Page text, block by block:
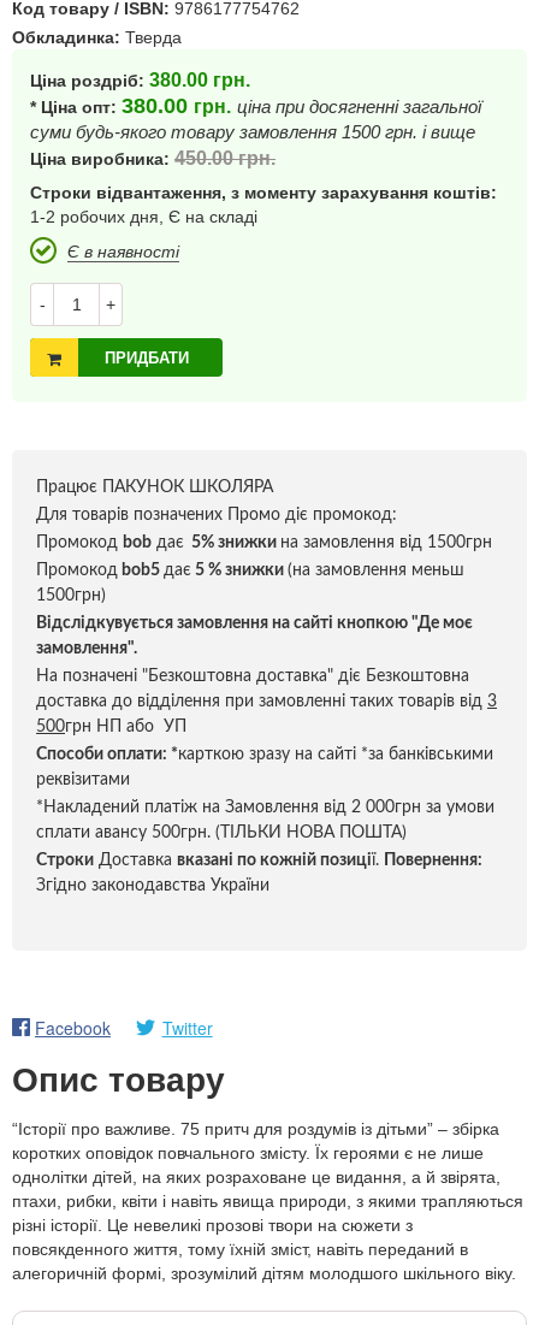
Код товару / ISBN: 9786177754762
Обкладинка: Тверда
Ціна роздріб: 380.00 грн.
* Ціна опт: 380.00 грн. ціна при досягненні загальної
суми будь-якого товару замовлення 1500 грн. і вище
Ціна виробника: 450.00грн.
Строки відвантаження, з моменту зарахування коштів:
1-2 робочих дня, Є на складі
Є в наявності
- +
ПРИДБАТИ
Працює ПАКУНОК ШКОЛЯРА
Для товарів позначених Промо діє промокод:
Промокод bob дає 5% знижки на замовлення від 1500грн
Промокод bob5 дає 5 % знижки (на замовлення меньш
1500грн)
Відслідкувується замовлення на сайті кнопкою "Де моє
замовлення".
На позначені "Безкоштовна доставка" діє Безкоштовна
доставка до відділення при замовленні таких товарів від 3
500грн НП або УП
Способи оплати: *карткою зразу на сайті *за банківськими
реквізитами
*Накладений платіж на Замовлення від 2 000грн за умови
сплати авансу 500грн. (ТІЛЬКИ НОВА ПОШТА)
Строки Доставка вказані по кожній позиції.
Повернення:
Згідно законодавства України
Facebook Twitter
Опис товару
“Історії про важливе. 75 притч для роздумів із дітьми” – збірка
коротких оповідок повчального змісту. Їх героями є не лише
однолітки дітей, на яких розраховане це видання, а й звірята,
птахи, рибки, квіти і навіть явища природи, з якими трапляються
різні історії. Це невеликі прозові твори на сюжети з
повсякденного життя, тому їхній зміст, навіть переданий в
алегоричній формі, зрозумілий дітям молодшого шкільного віку.